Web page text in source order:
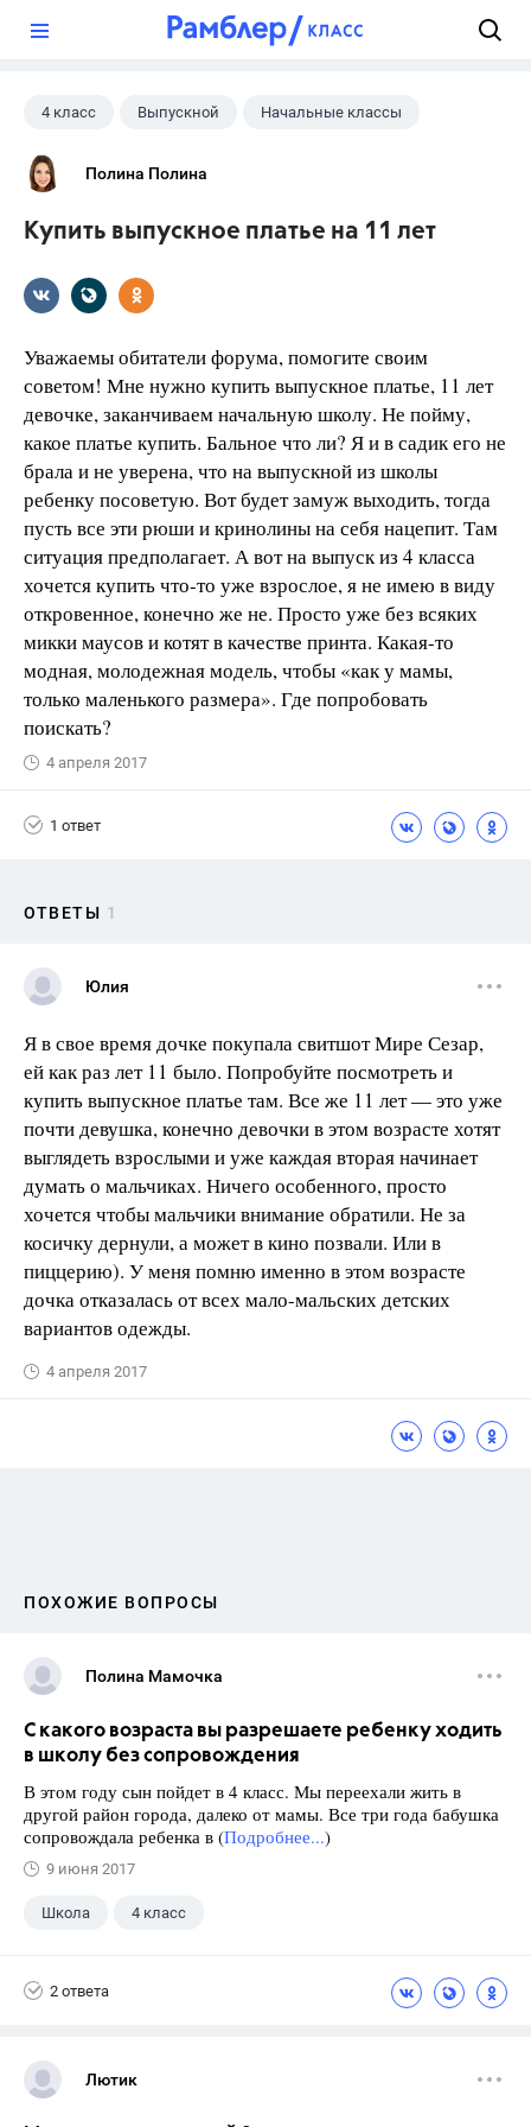
4 класс Выпускной Начальные классы
Полина Полина
Купить выпускное платье на 11 лет
Уважаемы обитатели форума, помогите своим
советом! Мне нужно купить выпускное платье, 11 лет
девочке, заканчиваем начальную школу. Не пойму,
какое платье купить. Бальное что ли? Я и в садик его не
брала и не уверена, что на выпускной из школы
ребенку посоветую. Вот будет замуж выходить, тогда
пусть все эти рюши и кринолины на себя нацепит. Там
ситуация предполагает. А вот на выпуск из 4 класса
хочется купить что-то уже взрослое, я не имею в виду
откровенное, конечно же не. Просто уже без всяких
микки маусов и котят в качестве принта. Какая-то
модная, молодежная модель, чтобы «как у мамы,
только маленького размера». Где попробовать
поискать?
4 апреля 2017
1 ответ
ОТВЕТЫ 1
Юлия
Я в свое время дочке покупала свитшот Мире Сезар,
ей как раз лет 11 было. Попробуйте посмотреть и
купить выпускное платье там. Все же 11 лет — это уже
почти девушка, конечно девочки в этом возрасте хотят
выглядеть взрослыми и уже каждая вторая начинает
думать о мальчиках. Ничего особенного, просто
хочется чтобы мальчики внимание обратили. Не за
косичку дернули, а может в кино позвали. Или в
пиццерию). У меня помню именно в этом возрасте
дочка отказалась от всех мало-мальских детских
вариантов одежды.
4 апреля 2017
ПОХОЖИЕ ВОПРОСЫ
Полина Мамочка
C какого возраста вы разрешаете ребенку ходить
в школу без сопровождения
В этом году сын пойдет в 4 класс. Мы переехали жить в
другой район города, далеко от мамы. Все три года бабушка
сопровождала ребенка в (Подробнее...)
9 июня 2017
Школа 4 класс
2 ответа
Лютик